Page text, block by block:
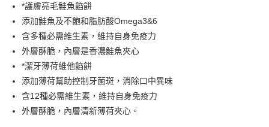
國泰世華商業銀行
臺灣中小企業銀行
台中商業銀行
匯豐（台灣）商業銀行
華泰商業銀行
聯邦商業銀行
遠東國際商業銀行
元大商業銀行
玉山商業銀行
台新國際商業銀行
中國信託商業銀行
台灣樂天信用卡公司
Apple Pay
街口支付
Google Pay
*護膚亮毛鮭魚餡餅
添加鮭魚及不飽和脂肪酸Omega3&6
含多種必需維生素，維持自身免疫力
外層酥脆，內層是香濃鮭魚夾心
*潔牙薄荷維他餡餅
添加薄荷幫助控制牙菌斑，消除口中異味
含12種必需維生素，維持自身免疫力
外層酥脆，內層清新薄荷夾心。